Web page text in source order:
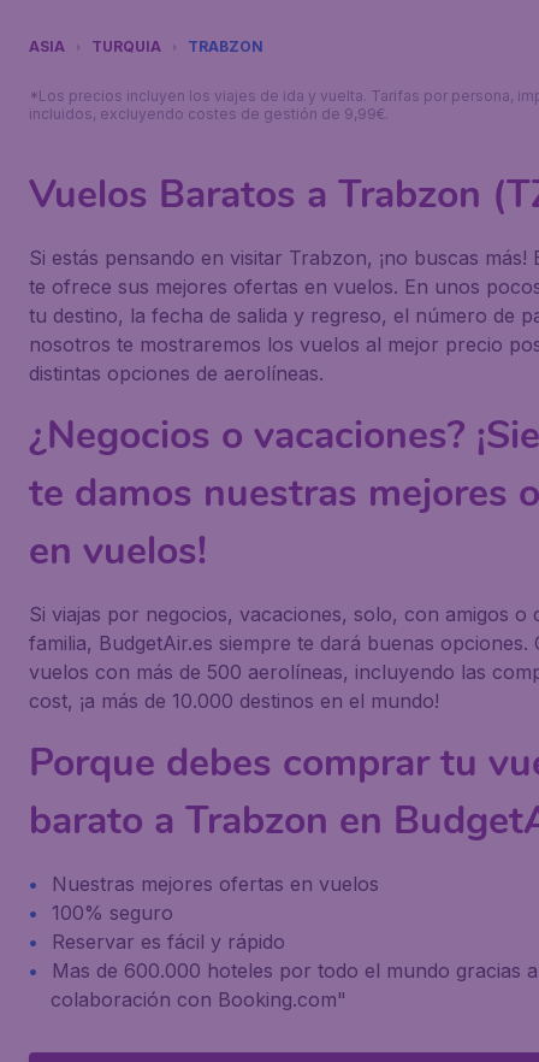
ASIA TURQUIA TRABZON
*Los precios incluyen los viajes de ida y vuelta. Tarifas por persona,
incluidos, excluyendo costes de gestión de 9,99€.
Vuelos Baratos a Trabzon
Si estás pensando en visitar Trabzon, ¡no buscas más!
te ofrece sus mejores ofertas en vuelos. En unos
tu destino, la fecha de salida y regreso, el número de
nosotros te mostraremos los vuelos al mejor precio
distintas opciones de aerolíneas.
¿Negocios o vacaciones?
te damos nuestras mejores
en vuelos!
Si viajas por negocios, vacaciones, solo, con amigos o
familia, BudgetAir.es siempre te dará buenas opciones.
vuelos con más de 500 aerolíneas, incluyendo las
cost, ¡a más de 10.000 destinos en el mundo!
Porque debes comprar tu
barato a Trabzon en
Nuestras mejores ofertas en vuelos
100% seguro
Reservar es fácil y rápido
Mas de 600.000 hoteles por todo el mundo gracias
colaboración con Booking.com"